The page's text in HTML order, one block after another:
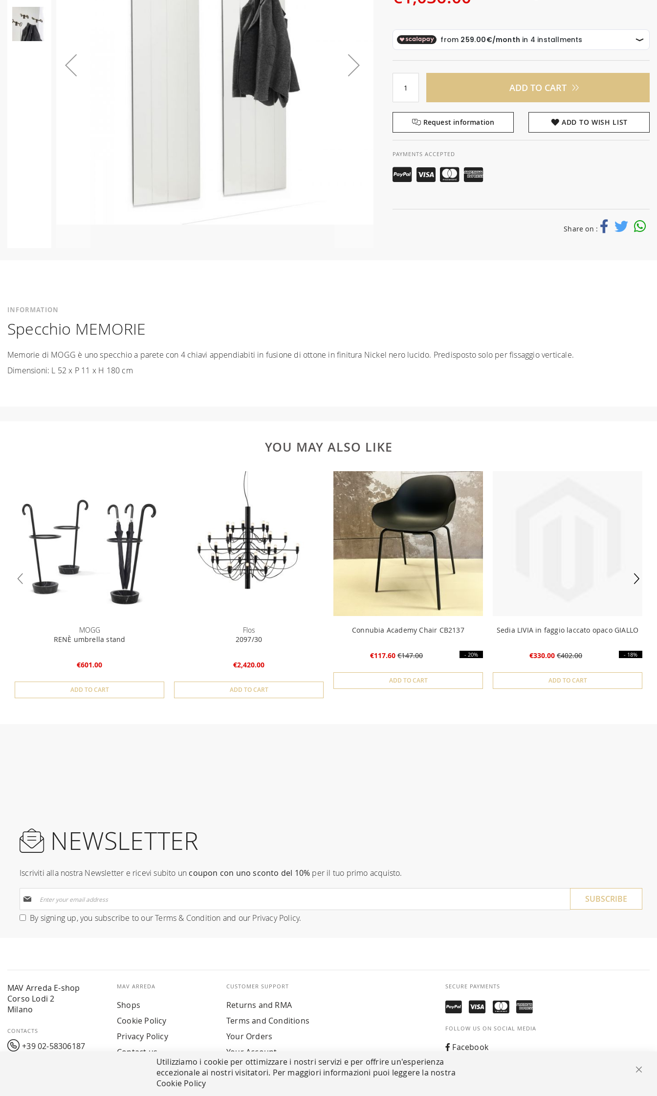
ADD TO CART
Request information ADD TO WISH LIST
PAYMENTS ACCEPTED
Share on :
the
gallery
INFORMATION
Specchio MEMORIE
Memorie di MOGG è uno specchio a parete con 4 chiavi appendiabiti in fusione di ottone in finitura Nickel nero lucido. Predisposto solo per fissaggio verticale.
Dimensioni: L 52 x P 11 x H 180 cm
YOU MAY ALSO LIKE
MOGG
RENÈ umbrella stand
€601.00
ADD TO CART
Flos
2097/30
€2,420.00
ADD TO CART
Connubia Academy Chair CB2137
€117.60 €147.00 - 20%
ADD TO CART
Sedia LIVIA in faggio laccato opaco GIALLO
€330.00 €402.00 - 18%
ADD TO CART
NEWSLETTER
Iscriviti alla nostra Newsletter e ricevi subito un coupon con uno sconto del 10% per il tuo primo acquisto.
Up
for By signing up, you subscribe to ourTerms & Condition and our Privacy Policy.
SUBSCRIBE
MAV Arreda E-shop
Corso Lodi 2
Milano
CONTACTS
+39 02-58306187
MAV ARREDA
Shops
Cookie Policy
Privacy Policy
Contact us
CUSTOMER SUPPORT
Returns and RMA
Terms and Conditions
Your Orders
Your Account
SECURE PAYMENTS
FOLLOW US ON SOCIAL MEDIA
Facebook
Whatsapp
Utilizziamo i cookie per ottimizzare i nostri servizi e per offrire un'esperienza
eccezionale ai nostri visitatori. Per maggiori informazioni puoi leggere la nostra
Cookie Policy